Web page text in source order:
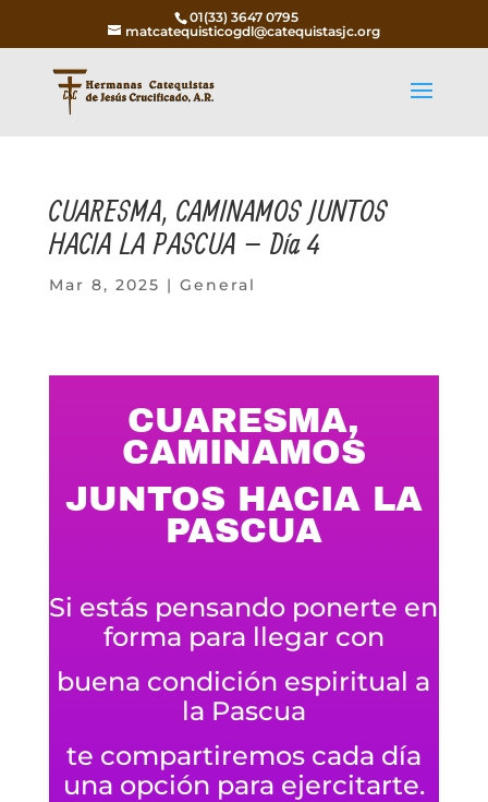
01(33) 3647 0795
matcatequisticogdl@catequistasjc.org
CUARESMA, CAMINAMOS JUNTOS
HACIA LA PASCUA – Día 4
Mar 8, 2025 | General
CUARESMA,
CAMINAMOS
JUNTOS HACIA LA
PASCUA
Si estás pensando ponerte en
forma para llegar con
buena condición espiritual a
la Pascua
te compartiremos cada día
una opción para ejercitarte.